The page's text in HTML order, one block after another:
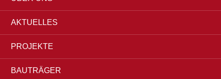
AKTUELLES
PROJEKTE
BAUTRÄGER